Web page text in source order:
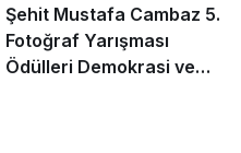
Şehit Mustafa Cambaz 5.
Fotoğraf Yarışması
Ödülleri Demokrasi ve